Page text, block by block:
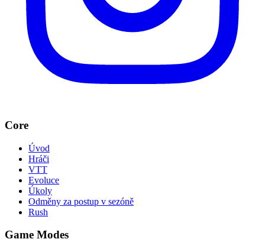
Core
Úvod
Hráči
VTT
Evoluce
Úkoly
Odměny za postup v sezóně
Rush
Game Modes